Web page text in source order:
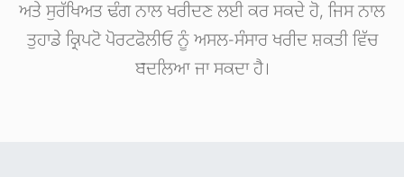
ਅਤੇ ਸੁਰੱਖਿਅਤ ਢੰਗ ਨਾਲ ਖਰੀਦਣ ਲਈ ਕਰ ਸਕਦੇ ਹੋ, ਜਿਸ ਨਾਲ
ਤੁਹਾਡੇ ਕ੍ਰਿਪਟੋ ਪੋਰਟਫੋਲੀਓ ਨੂੰ ਅਸਲ-ਸੰਸਾਰ ਖਰੀਦ ਸ਼ਕਤੀ ਵਿੱਚ
ਬਦਲਿਆ ਜਾ ਸਕਦਾ ਹੈ।